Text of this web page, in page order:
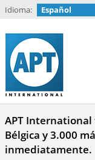
Idioma: Español
APT International
Bélgica y 3.000
inmediatamente.